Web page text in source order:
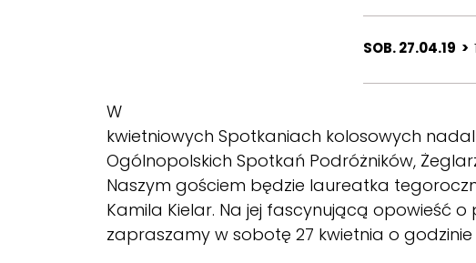
SOB. 27.04.19 >
W
kwietniowych Spotkaniach kolosowych
Ogólnopolskich Spotkań Podróżników,
Naszym gościem będzie laureatka
Kamila Kielar. Na jej fascynującą opowieść
zapraszamy w sobotę 27 kwietnia o godzinie